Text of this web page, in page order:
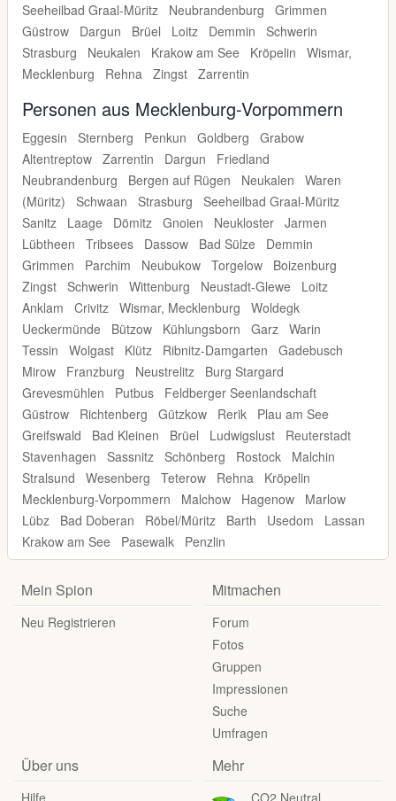
Seeheilbad Graal-Müritz
Neubrandenburg
Grimmen
Güstrow
Dargun Brüel Loitz Demmin
Schwerin
Strasburg
Neukalen Krakow am See Kröpelin
Wismar,
Mecklenburg
Rehna Zingst Zarrentin
Personen aus Mecklenburg-Vorpommern
Eggesin Sternberg Penkun Goldberg
Grabow
Altentreptow Zarrentin Dargun
Friedland
Neubrandenburg
Bergen auf Rügen Neukalen
Waren
(Müritz)
Schwaan Strasburg
Seeheilbad Graal-Müritz
Sanitz
Laage Dömitz Gnoien Neukloster Jarmen
Lübtheen
Tribsees Dassow Bad Sülze
Demmin
Grimmen
Parchim Neubukow Torgelow
Boizenburg
Zingst Schwerin Wittenburg Neustadt-Glewe
Loitz
Anklam
Crivitz Wismar, Mecklenburg
Woldegk
Ueckermünde
Bützow Kühlungsborn Garz Warin
Tessin
Wolgast Klütz Ribnitz-Damgarten
Gadebusch
Mirow
Franzburg Neustrelitz
Burg Stargard
Grevesmühlen
Putbus
Feldberger Seenlandschaft
Güstrow
Richtenberg Gützkow Rerik
Plau am See
Greifswald
Bad Kleinen Brüel Ludwigslust
Reuterstadt
Stavenhagen
Sassnitz Schönberg Rostock
Malchin
Stralsund
Wesenberg Teterow Rehna
Kröpelin
Mecklenburg-Vorpommern
Malchow Hagenow
Marlow
Lübz
Bad Doberan Röbel/Müritz Barth Usedom
Lassan
Krakow am See
Pasewalk Penzlin
Mein Spion
Neu Registrieren
Mitmachen
Forum
Fotos
Gruppen
Impressionen
Suche
Umfragen
Über uns Mehr